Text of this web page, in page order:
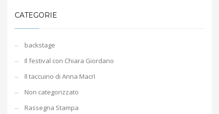
CATEGORIE
backstage
Il festival con Chiara Giordano
Il taccuino di Anna Macrì
Non categorizzato
Rassegna Stampa